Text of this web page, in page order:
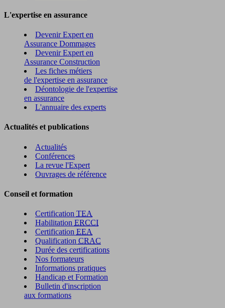
L'expertise en assurance
Devenir Expert en
Assurance Dommages
Devenir Expert en
Assurance Construction
Les fiches métiers
de l'expertise en assurance
Déontologie de l'expertise
en assurance
L'annuaire des experts
Actualités et publications
Actualités
Conférences
La revue l'Expert
Ouvrages de référence
Conseil et formation
Certification TEA
Habilitation ERCCI
Certification EEA
Qualification CRAC
Durée des certifications
Nos formateurs
Informations pratiques
Handicap et Formation
Bulletin d'inscription
aux formations